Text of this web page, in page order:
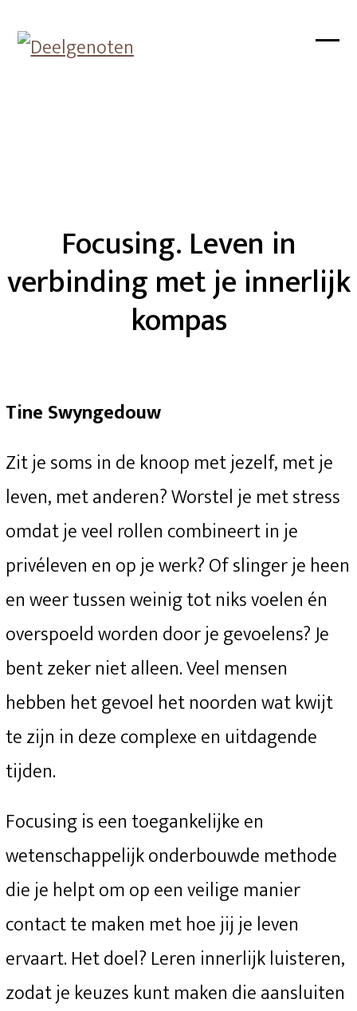
Focusing. Leven in
verbinding met je innerlijk
kompas
Tine Swyngedouw
Zit je soms in de knoop met jezelf, met je
leven, met anderen? Worstel je met stress
omdat je veel rollen combineert in je
privéleven en op je werk? Of slinger je heen
en weer tussen weinig tot niks voelen én
overspoeld worden door je gevoelens? Je
bent zeker niet alleen. Veel mensen
hebben het gevoel het noorden wat kwijt
te zijn in deze complexe en uitdagende
tijden.
Focusing is een toegankelijke en
wetenschappelijk onderbouwde methode
die je helpt om op een veilige manier
contact te maken met hoe jij je leven
ervaart. Het doel? Leren innerlijk luisteren,
zodat je keuzes kunt maken die aansluiten